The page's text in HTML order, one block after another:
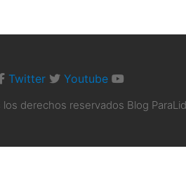
Twitter Youtube
derechos reservados Blog